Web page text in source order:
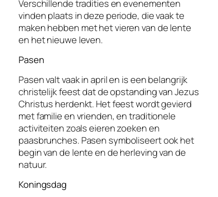
Verschillende tradities en evenementen
vinden plaats in deze periode, die vaak te
maken hebben met het vieren van de lente
en het nieuwe leven.
Pasen
Pasen valt vaak in april en is een belangrijk
christelijk feest dat de opstanding van Jezus
Christus herdenkt. Het feest wordt gevierd
met familie en vrienden, en traditionele
activiteiten zoals eieren zoeken en
paasbrunches. Pasen symboliseert ook het
begin van de lente en de herleving van de
natuur.
Koningsdag